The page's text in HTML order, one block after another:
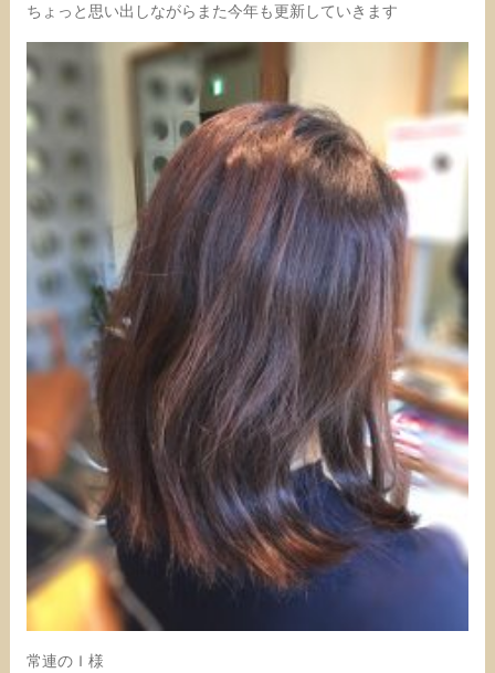
ちょっと思い出しながらまた今年も更新していきます
常連のＩ様